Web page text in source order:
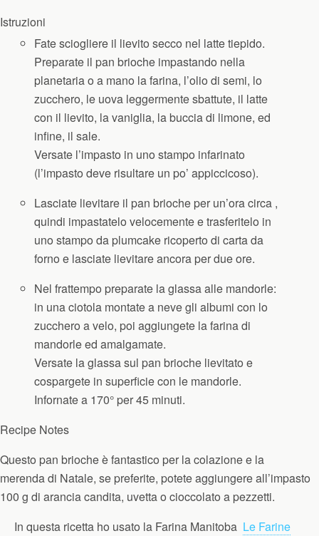
Istruzioni
Fate sciogliere il lievito secco nel latte tiepido.
Preparate il pan brioche impastando nella
planetaria o a mano la farina, l’olio di semi, lo
zucchero, le uova leggermente sbattute, il latte
con il lievito, la vaniglia, la buccia di limone, ed
infine, il sale.
Versate l’impasto in uno stampo infarinato
(l’impasto deve risultare un po’ appiccicoso).
Lasciate lievitare il pan brioche per un’ora circa ,
quindi impastatelo velocemente e trasferitelo in
uno stampo da plumcake ricoperto di carta da
forno e lasciate lievitare ancora per due ore.
Nel frattempo preparate la glassa alle mandorle:
in una ciotola montate a neve gli albumi con lo
zucchero a velo, poi aggiungete la farina di
mandorle ed amalgamate.
Versate la glassa sul pan brioche lievitato e
cospargete in superficie con le mandorle.
Infornate a 170° per 45 minuti.
Recipe Notes
Questo pan brioche è fantastico per la colazione e la
merenda di Natale, se preferite, potete aggiungere all’impasto
100 g di arancia candita, uvetta o cioccolato a pezzetti.
In questa ricetta ho usato la Farina Manitoba Le Farine